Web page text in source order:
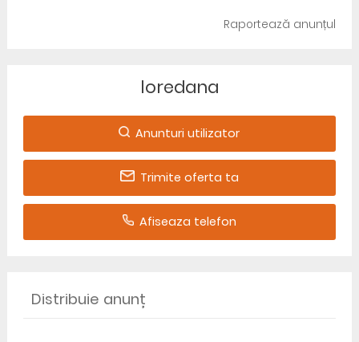
Raportează anunțul
loredana
Anunturi utilizator
Trimite oferta ta
Afiseaza telefon
Distribuie anunț